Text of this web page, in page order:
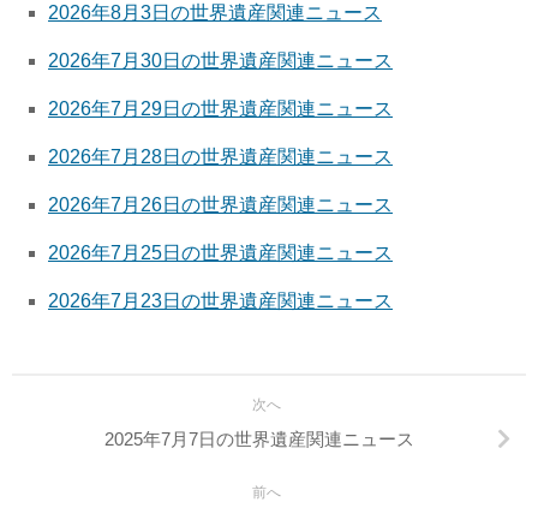
2026年8月3日の世界遺産関連ニュース
2026年7月30日の世界遺産関連ニュース
2026年7月29日の世界遺産関連ニュース
2026年7月28日の世界遺産関連ニュース
2026年7月26日の世界遺産関連ニュース
2026年7月25日の世界遺産関連ニュース
2026年7月23日の世界遺産関連ニュース
次へ
2025年7月7日の世界遺産関連ニュース
前へ